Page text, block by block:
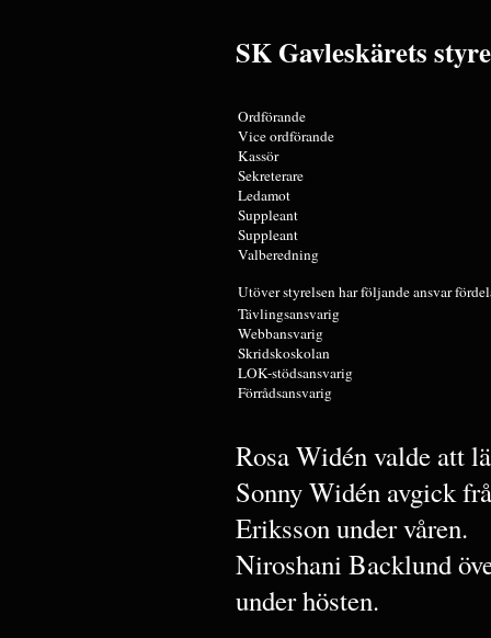
SK Gavleskärets
Ordförande
Vice ordförande
Kassör
Sekreterare
Ledamot
Suppleant
Suppleant
Valberedning
Utöver styrelsen har följande ansvar
Tävlingsansvarig
Webbansvarig
Skridskoskolan
LOK-stödsansvarig
Förrådsansvarig
Rosa Widén valde att
Sonny Widén avgick
Eriksson under våren.
Niroshani Backlund
under hösten.